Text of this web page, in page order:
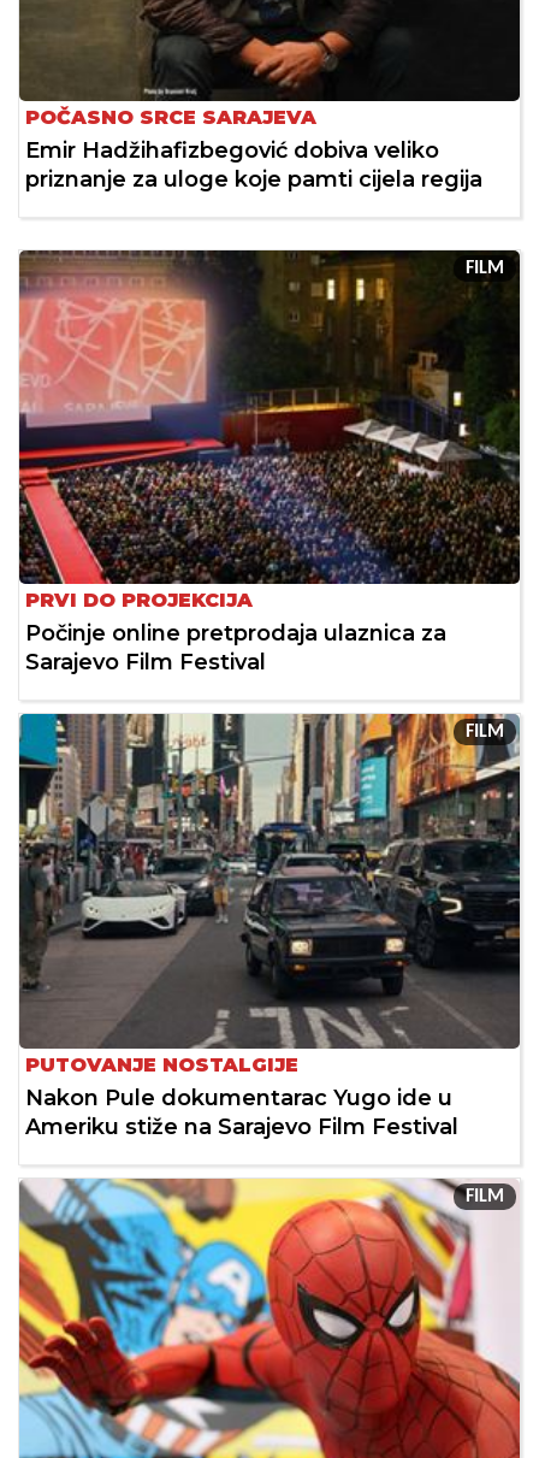
POČASNO SRCE SARAJEVA
Emir Hadžihafizbegović dobiva veliko
priznanje za uloge koje pamti cijela regija
FILM
PRVI DO PROJEKCIJA
Počinje online pretprodaja ulaznica za
Sarajevo Film Festival
FILM
PUTOVANJE NOSTALGIJE
Nakon Pule dokumentarac Yugo ide u
Ameriku stiže na Sarajevo Film Festival
FILM